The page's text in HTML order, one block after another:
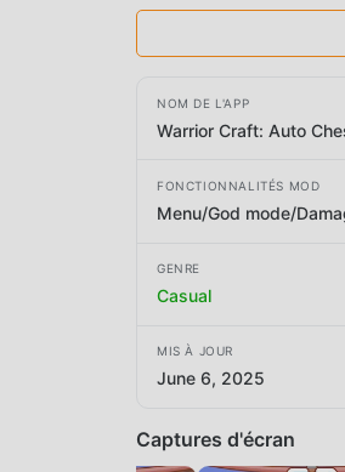
NOM DE L'APP
Warrior Craft: Auto
FONCTIONNALITÉS MOD
Menu/God mode/
GENRE
Casual
MIS À JOUR
June 6, 2025
Captures d'écran